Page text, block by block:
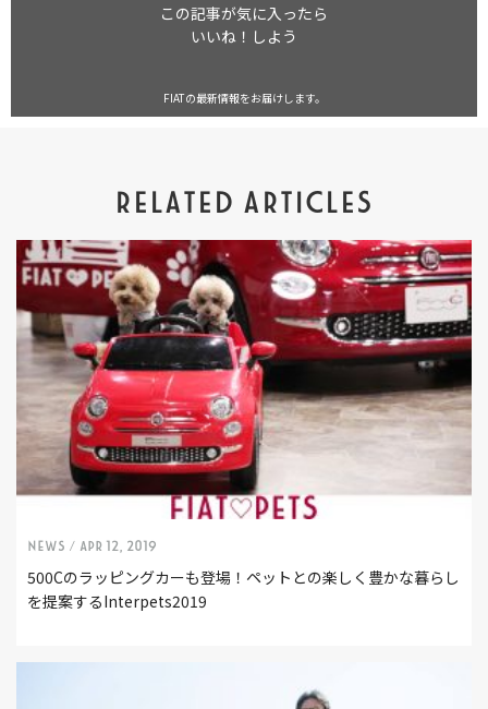
この記事が気に入ったら
いいね！しよう
FIATの最新情報をお届けします。
RELATED ARTICLES
NEWS / Apr 12, 2019
500Cのラッピングカーも登場！ペットとの楽しく豊かな暮らし
を提案するInterpets2019